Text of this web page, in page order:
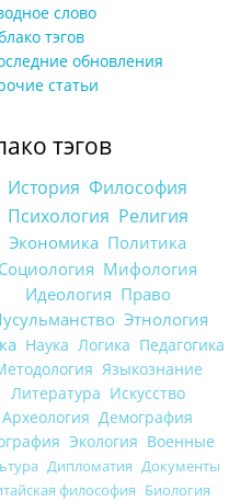
слово
тэгов
обновления
статьи
тэгов
История Философия
Психология Религия
Экономика Политика
Социология Мифология
Идеология Право
Этнология
Наука Логика Педагогика
Языкознание
Литература Искусство
Археология Демография
Экология Военные
Дипломатия Документы
философия Биология